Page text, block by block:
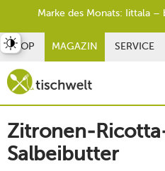
SHOP MAGAZIN SERVICE
Zitronen-
Salbeibutter
umschalten
Marke des Monats: Iittala –